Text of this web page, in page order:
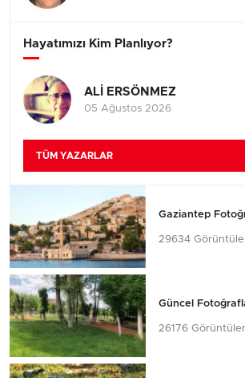
Hayatımızı Kim Planlıyor?
ALİ ERSÖNMEZ
05 Ağustos 2026
TÜM YAZARLAR
Gaziantep
29634
Güncel
26176